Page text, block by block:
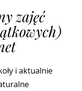
zajęć
i aktualnie